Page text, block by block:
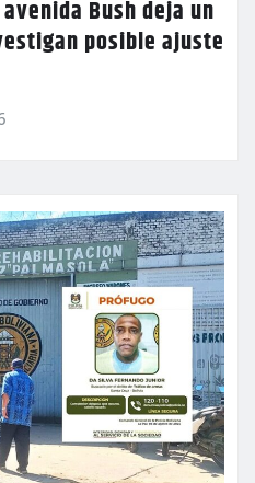
Bush deja un
posible ajuste